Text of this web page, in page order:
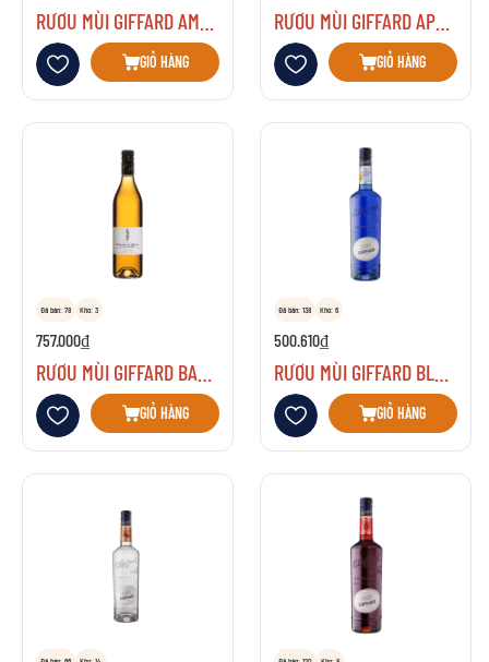
RƯỢU MÙI GIFFARD AMARETO
Thêm vào danh sách yêu thích
GIỎ HÀNG
RƯỢU MÙI GIFFARD APRICOT CLASSIC
Thêm vào danh sách yêu thích
GIỎ HÀNG
Đã bán: 78 Kho: 3
757.000₫
RƯỢU MÙI GIFFARD BANANE DU BRESIL
Thêm vào danh sách yêu thích
GIỎ HÀNG
Đã bán: 138 Kho: 6
500.610₫
RƯỢU MÙI GIFFARD BLUE CURACAO
Thêm vào danh sách yêu thích
GIỎ HÀNG